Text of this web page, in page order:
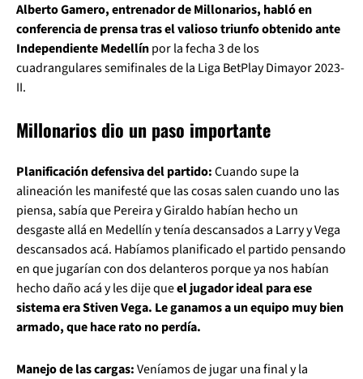
Alberto Gamero, entrenador de Millonarios, habló en
conferencia de prensa tras el valioso triunfo obtenido ante
Independiente Medellínpor la fecha 3 de los
cuadrangulares semifinales de la Liga BetPlay Dimayor 2023-
II.
Millonarios dio un paso importante
Planificación defensiva del partido:Cuando supe la
alineación les manifesté que las cosas salen cuando uno las
piensa, sabía que Pereira y Giraldo habían hecho un
desgaste allá en Medellín y tenía descansados a Larry y Vega
descansados acá. Habíamos planificado el partido pensando
en que jugarían con dos delanteros porque ya nos habían
hecho daño acá y les dije queel jugador ideal para ese
sistema era Stiven Vega. Le ganamos a un equipo muy bien
armado, que hace rato no perdía.
Manejo de las cargas:Veníamos de jugar una final y la